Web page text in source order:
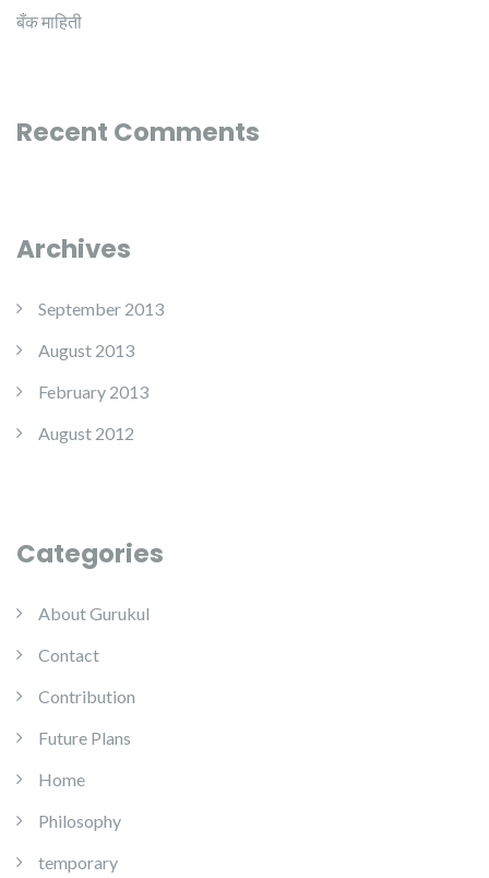
बँक माहिती
Recent Comments
Archives
September 2013
August 2013
February 2013
August 2012
Categories
About Gurukul
Contact
Contribution
Future Plans
Home
Philosophy
temporary